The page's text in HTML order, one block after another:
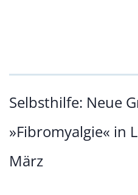
Selbsthilfe: Neue
»Fibromyalgie« in
März